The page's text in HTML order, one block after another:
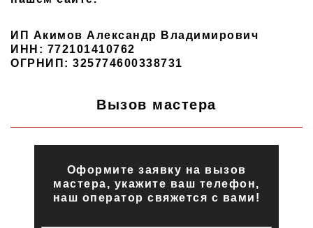
ИП Акимов Александр Владимирович
ИНН: 772101410762
ОГРНИП: 325774600338731
Вызов мастера
Оформите заявку на вызов
мастера, укажите ваш телефон,
наш оператор свяжется с вами!